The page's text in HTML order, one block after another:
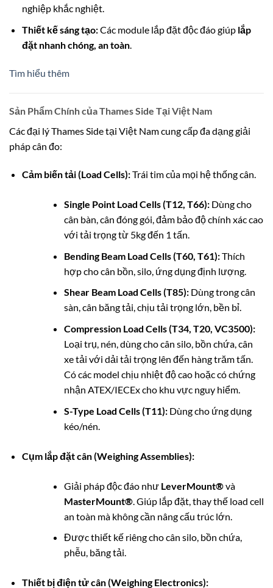
nghiệp khắc nghiệt.
Thiết kế sáng tạo:Các module lắp đặt độc đáo giúp lắp
đặt nhanh chóng, an toàn.
Tìm hiểu thêm
Sản Phẩm Chính của Thames Side Tại Việt Nam
Các đại lý Thames Side tại Việt Nam cung cấp đa dạng giải
pháp cân đo:
Cảm biến tải (Load Cells):Trái tim của mọi hệ thống cân.
Single Point Load Cells (T12, T66):Dùng cho
cân bàn, cân đóng gói, đảm bảo độ chính xác cao
với tải trọng từ 5kg đến 1 tấn.
Bending Beam Load Cells (T60, T61):Thích
hợp cho cân bồn, silo, ứng dụng định lượng.
Shear Beam Load Cells (T85):Dùng trong cân
sàn, cân băng tải, chịu tải trọng lớn, bền bỉ.
Compression Load Cells (T34, T20, VC3500):
Loại trụ, nén, dùng cho cân silo, bồn chứa, cân
xe tải với dải tải trọng lên đến hàng trăm tấn.
Có các model chịu nhiệt độ cao hoặc có chứng
nhận ATEX/IECEx cho khu vực nguy hiểm.
S-Type Load Cells (T11):Dùng cho ứng dụng
kéo/nén.
Cụm lắp đặt cân (Weighing Assemblies):
Giải pháp độc đáo như LeverMount®và
MasterMount®. Giúp lắp đặt, thay thế load cell
an toàn mà không cần nâng cấu trúc lớn.
Được thiết kế riêng cho cân silo, bồn chứa,
phễu, băng tải.
Thiết bị điện tử cân (Weighing Electronics):